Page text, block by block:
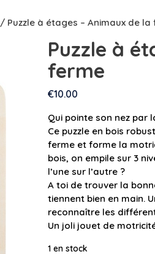
/ Puzzle à étages – Animaux de la
Puzzle à
ferme
€10.00
Qui pointe son nez par
Ce puzzle en bois
ferme et forme la
bois, on empile sur 3
l’une sur l’autre ?
A toi de trouver la
tiennent bien en main.
reconnaître les
Un joli jouet de
1 en stock